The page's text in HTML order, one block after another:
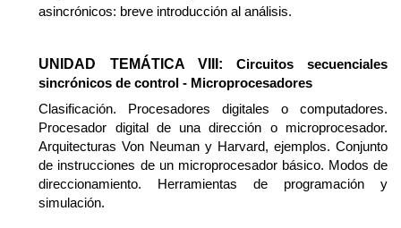
asincrónicos: breve introducción al análisis.
UNIDAD TEMÁTICA VIII: Circuitos secuenciales
sincrónicos de control - Microprocesadores
Clasificación. Procesadores digitales o computadores.
Procesador digital de una dirección o microprocesador.
Arquitecturas Von Neuman y Harvard, ejemplos. Conjunto
de instrucciones de un microprocesador básico. Modos de
direccionamiento. Herramientas de programación y
simulación.